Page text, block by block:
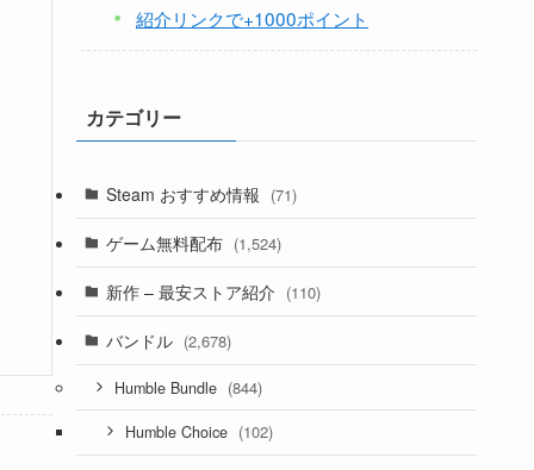
紹介リンクで+1000ポイント
カテゴリー
Steam おすすめ情報 (71)
ゲーム無料配布 (1,524)
新作 – 最安ストア紹介 (110)
バンドル (2,678)
Humble Bundle (844)
Humble Choice (102)